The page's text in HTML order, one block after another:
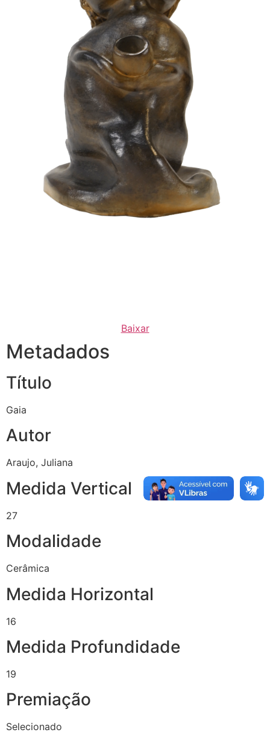
Baixar
Metadados
Título
Gaia
Autor
Araujo, Juliana
Medida Vertical
27
Modalidade
Cerâmica
Medida Horizontal
16
Medida Profundidade
19
Premiação
Selecionado